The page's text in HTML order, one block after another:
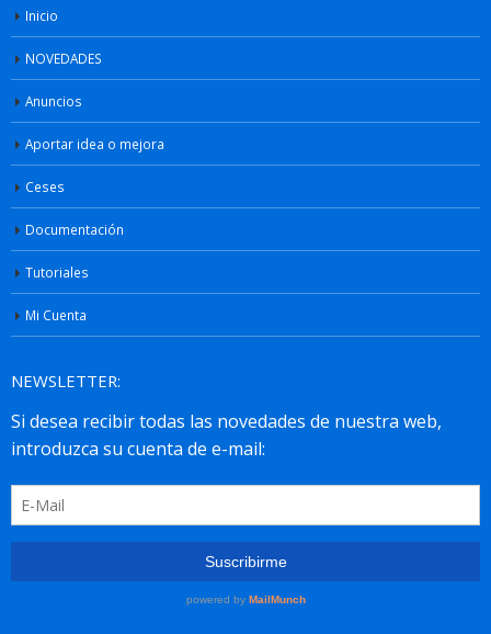
Inicio
NOVEDADES
Anuncios
Aportar idea o mejora
Ceses
Documentación
Tutoriales
Mi Cuenta
NEWSLETTER: